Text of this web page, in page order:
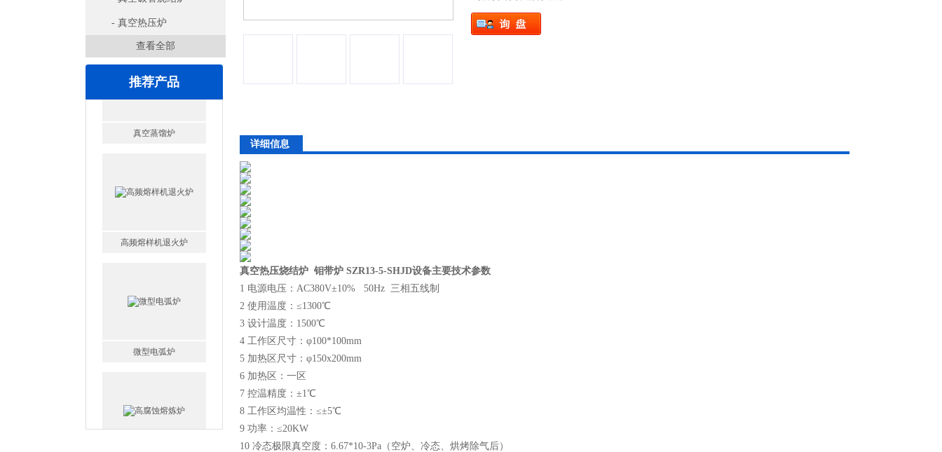
- 真空热压炉
查看全部
推荐产品
高频熔样机退火炉
微型电弧炉
高腐蚀熔炼炉
详细信息
真空热压烧结炉 钼带炉 SZR13-5-SHJD设备主要技术参数
1 电源电压：AC380V±10% 50Hz 三相五线制
2 使用温度：≤1300℃
3 设计温度：1500℃
4 工作区尺寸：φ100*100mm
5 加热区尺寸：φ150x200mm
6 加热区：一区
7 控温精度：±1℃
8 工作区均温性：≤±5℃
9 功率：≤20KW
10 冷态极限真空度：6.67*10-3Pa（空炉、冷态、烘烤除气后）